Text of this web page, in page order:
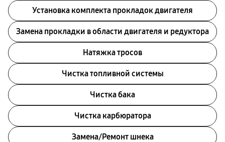
Установка комплекта прокладок двигателя
Замена прокладки в области двигателя и редуктора
Натяжка тросов
Чистка топливной системы
Чистка бака
Чистка карбюратора
Замена/Pемонт шнека